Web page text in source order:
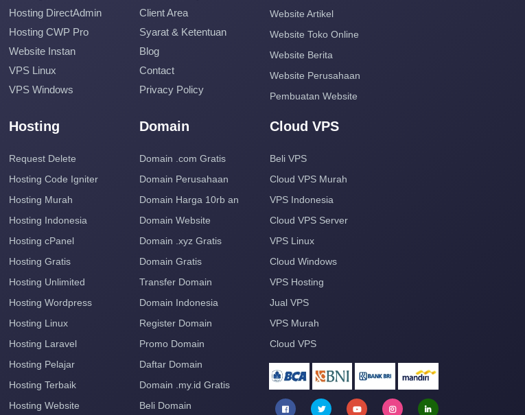
Hosting DirectAdmin
Hosting CWP Pro
Website Instan
VPS Linux
VPS Windows
Client Area
Syarat & Ketentuan
Blog
Contact
Privacy Policy
Website Artikel
Website Toko Online
Website Berita
Website Perusahaan
Pembuatan Website
Hosting
Request Delete
Hosting Code Igniter
Hosting Murah
Hosting Indonesia
Hosting cPanel
Hosting Gratis
Hosting Unlimited
Hosting Wordpress
Hosting Linux
Hosting Laravel
Hosting Pelajar
Hosting Terbaik
Hosting Website
Domain
Domain .com Gratis
Domain Perusahaan
Domain Harga 10rb an
Domain Website
Domain .xyz Gratis
Domain Gratis
Transfer Domain
Domain Indonesia
Register Domain
Promo Domain
Daftar Domain
Domain .my.id Gratis
Beli Domain
Cloud VPS
Beli VPS
Cloud VPS Murah
VPS Indonesia
Cloud VPS Server
VPS Linux
Cloud Windows
VPS Hosting
Jual VPS
VPS Murah
Cloud VPS